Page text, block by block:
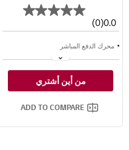
0.0
(0)
محرك الدفع المباشر
غسيل فائق السرعة
الغسيل بالبخار
من أين أشتري
ADD TO COMPARE